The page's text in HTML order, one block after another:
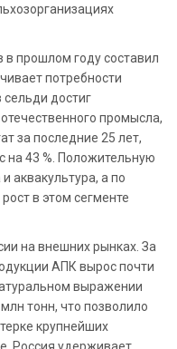
прошлом году составил
потребности
достиг
промысла,
за последние 25 лет,
на 43 %. Положительную
аквакультура, а по
в этом сегменте
на внешних рынках. За
АПК вырос почти
выражении
тонн, что позволило
крупнейших
Россия удерживает